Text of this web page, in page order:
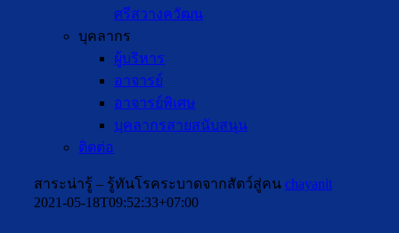
ศรีสวางควัฒน
บุคลากร
ผู้บริหาร
อาจารย์
อาจารย์พิเศษ
บุคลากรสายสนับสนุน
ติดต่อ
สาระน่ารู้ – รู้ทันโรคระบาดจากสัตว์สู่คน chayanit
2021-05-18T09:52:33+07:00